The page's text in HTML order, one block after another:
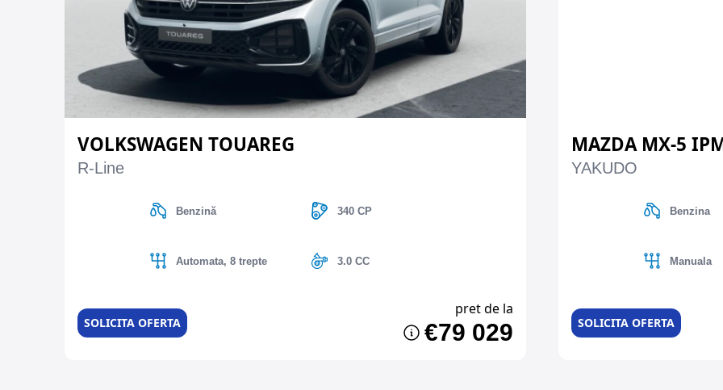
VOLKSWAGEN TOUAREG
R-Line
Benzină 340 CP
Automata, 8 trepte 3.0 CC
SOLICITA OFERTA
pret de la
€79 029
MAZDA MX-5
YAKUDO
Benzina
Manuala
SOLICITA OFERTA